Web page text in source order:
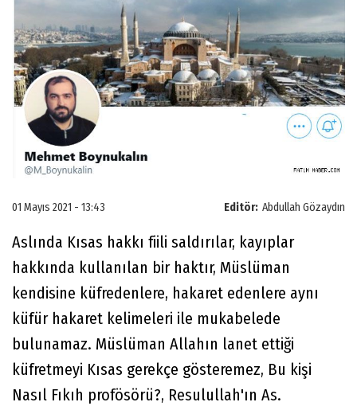
Editör: Abdullah Gözaydın
01 Mayıs 2021 - 13:43
Aslında Kısas hakkı fiili saldırılar, kayıplar
hakkında kullanılan bir haktır, Müslüman
kendisine küfredenlere, hakaret edenlere aynı
küfür hakaret kelimeleri ile mukabelede
bulunamaz. Müslüman Allahın lanet ettiği
küfretmeyi Kısas gerekçe gösteremez, Bu kişi
Nasıl Fıkıh profösörü?, Resulullah'ın As.